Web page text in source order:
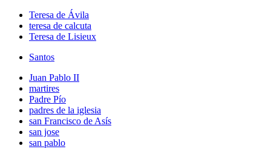
Teresa de Ávila
teresa de calcuta
Teresa de Lisieux
Santos
Juan Pablo II
martires
Padre Pío
padres de la iglesia
san Francisco de Asís
san jose
san pablo